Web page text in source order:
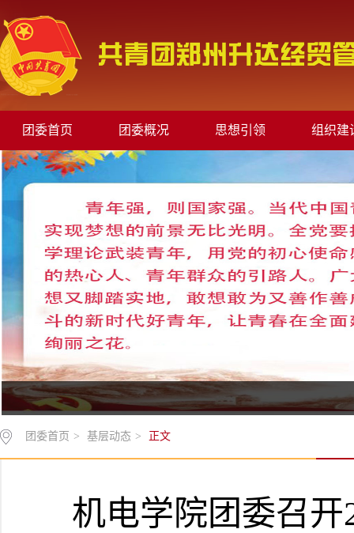
团委首页 团委概况 思想引领 组织建
团委首页 > 基层动态 > 正文
机电学院团委召